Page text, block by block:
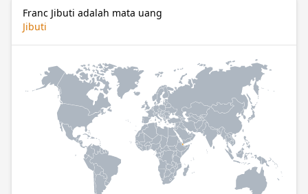
Franc Jibuti adalah mata uang
Jibuti